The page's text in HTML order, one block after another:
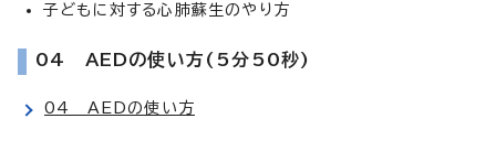
子どもに対する心肺蘇生のやり方
04 AEDの使い方(5分50秒)
04 AEDの使い方